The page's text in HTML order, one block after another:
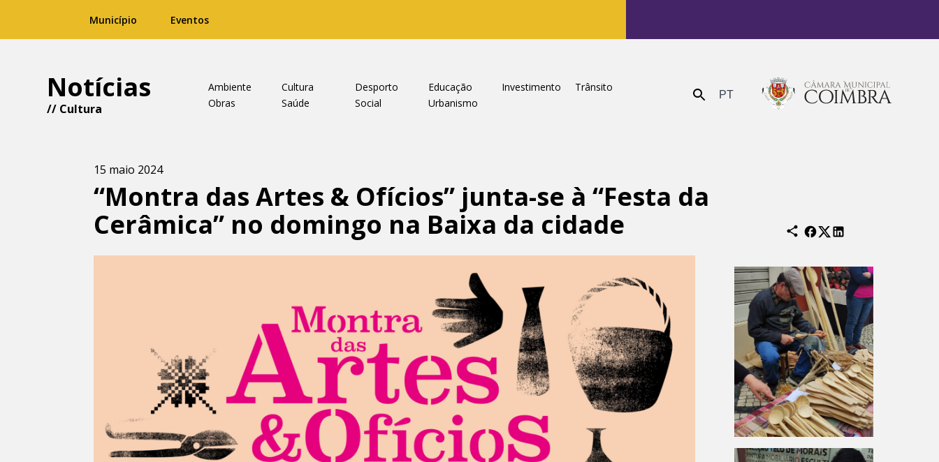
Município Eventos
Notícias
// Cultura
Ambiente Cultura Desporto Educação Investimento
Trânsito
Obras
Saúde Social Urbanismo Enviar PT
15 maio 2024
“Montra das Artes & Ofícios” junta-se à “Festa da
Cerâmica” no domingo na Baixa da cidade